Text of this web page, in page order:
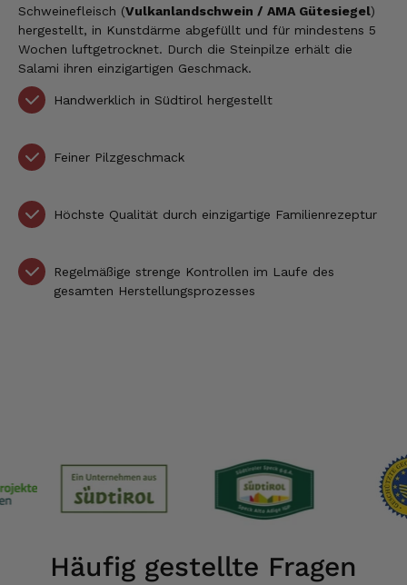
Schweinefleisch (Vulkanlandschwein / AMA Gütesiegel)
hergestellt, in Kunstdärme abgefüllt und für mindestens 5
Wochen luftgetrocknet. Durch die Steinpilze erhält die
Salami ihren einzigartigen Geschmack.
Handwerklich in Südtirol hergestellt
Feiner Pilzgeschmack
Höchste Qualität durch einzigartige Familienrezeptur
Regelmäßige strenge Kontrollen im Laufe des
gesamten Herstellungsprozesses
Häufig gestellte Fragen